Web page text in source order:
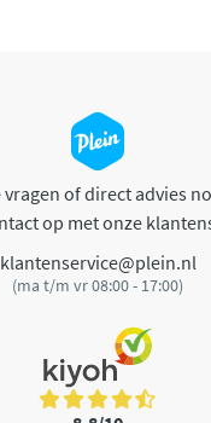
vragen of direct advies
op met onze
klantenservice@plein.nl
(ma t/m vr 08:00 - 17:00)